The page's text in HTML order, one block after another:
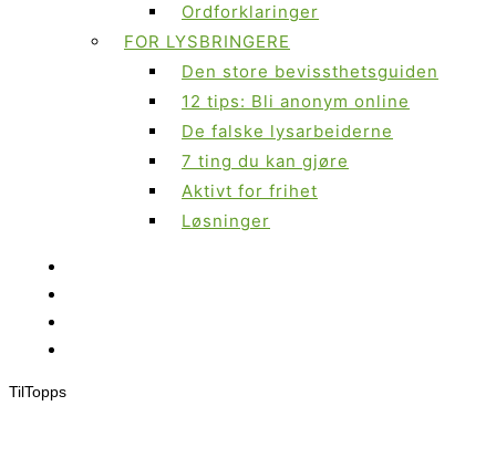
Ordforklaringer
FOR LYSBRINGERE
Den store bevissthetsguiden
12 tips: Bli anonym online
De falske lysarbeiderne
7 ting du kan gjøre
Aktivt for frihet
Løsninger
TilTopps